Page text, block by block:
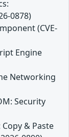
0878)
(CVE-
Engine
Networking
Security
& Paste